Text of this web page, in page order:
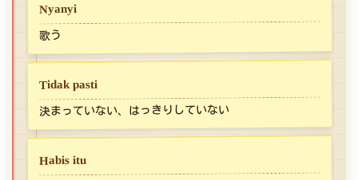
Nyanyi
歌う
Tidak pasti
決まっていない、はっきりしていない
Habis itu